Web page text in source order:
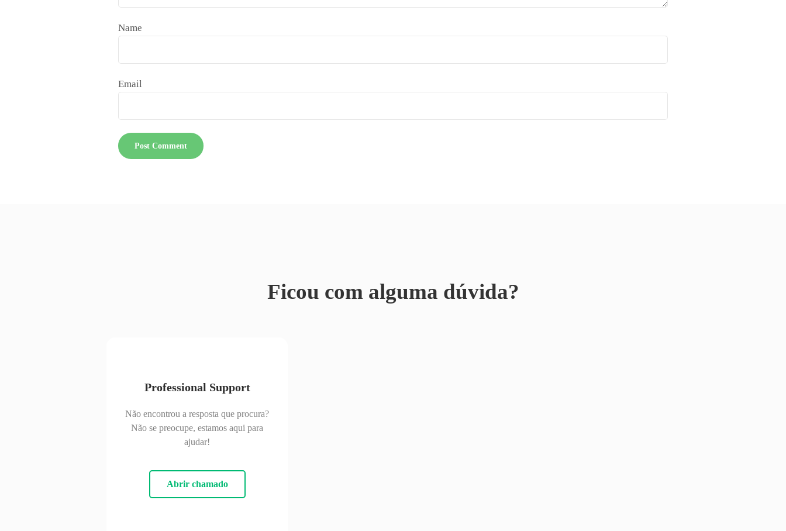
Name
Email
Ficou com alguma dúvida?
Professional Support
Não encontrou a resposta que procura?
Não se preocupe, estamos aqui para
ajudar!
Abrir chamado